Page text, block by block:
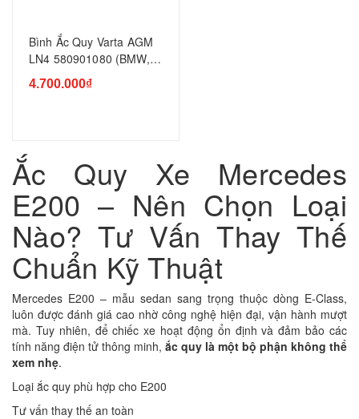
Bình Ắc Quy Varta AGM
LN4 580901080 (BMW,
MECERDES)
4.700.000₫
Ắc Quy Xe Mercedes
E200 – Nên Chọn Loại
Nào? Tư Vấn Thay Thế
Chuẩn Kỹ Thuật
Mercedes E200 – mẫu sedan sang trọng thuộc dòng E-Class,
luôn được đánh giá cao nhờ công nghệ hiện đại, vận hành mượt
mà. Tuy nhiên, để chiếc xe hoạt động ổn định và đảm bảo các
tính năng điện tử thông minh, ắc quy là một bộ phận không thể
xem nhẹ.
Loại ắc quy phù hợp cho E200
Tư vấn thay thế an toàn